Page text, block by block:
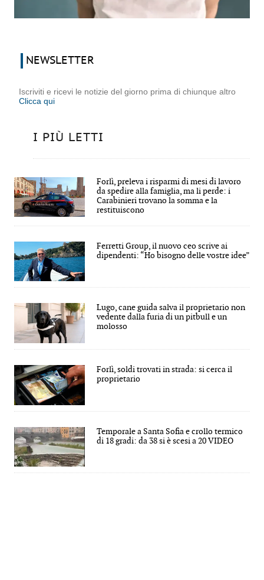
NEWSLETTER
Iscriviti e ricevi le notizie del giorno prima di chiunque altro
Clicca qui
I PIÙ LETTI
Forlì, preleva i risparmi di mesi di lavoro
da spedire alla famiglia, ma li perde: i
Carabinieri trovano la somma e la
restituiscono
Ferretti Group, il nuovo ceo scrive ai
dipendenti: “Ho bisogno delle vostre idee”
Lugo, cane guida salva il proprietario non
vedente dalla furia di un pitbull e un
molosso
Forlì, soldi trovati in strada: si cerca il
proprietario
Temporale a Santa Sofia e crollo termico
di 18 gradi: da 38 si è scesi a 20 VIDEO